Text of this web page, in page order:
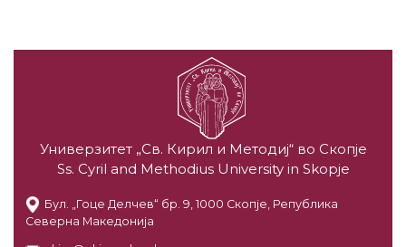
Универзитет „Св. Кирил и Методиј“ во Скопје
Ss. Cyril and Methodius University in Skopje
Бул. „Гоце Делчев“ бр. 9, 1000 Скопје, Република
Северна Македонија